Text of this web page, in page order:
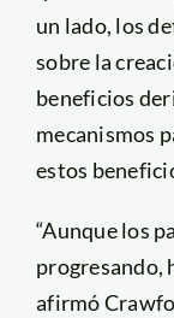
un lado, los
sobre la
beneficios
mecanismos
estos
“Aunque los
progresando,
afirmó